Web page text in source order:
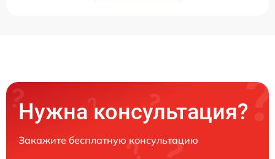
Нужна консультация?
Закажите бесплатную консультацию